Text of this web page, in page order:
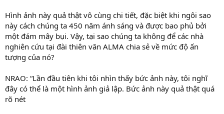
Hình ảnh này quả thật vô cùng chi tiết, đặc biệt khi ngôi sao
này cách chúng ta 450 năm ánh sáng và được bao phủ bởi
một đám mây bụi. Vậy, tại sao chúng ta không để các nhà
nghiên cứu tại đài thiên văn ALMA chia sẻ về mức độ ấn
tượng của nó?
NRAO: “Lần đầu tiên khi tôi nhìn thấy bức ảnh này, tôi nghĩ
đây có thể là một hình ảnh giả lập. Bức ảnh này quả thật quá
rõ nét